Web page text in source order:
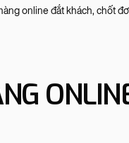
online đắt khách, chốt